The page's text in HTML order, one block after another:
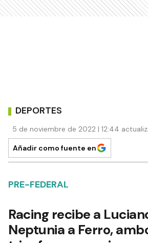
DEPORTES
5 de noviembre de 2022 | 12:44
Añadir como fuente en
PRE-FEDERAL
Racing recibe a
Neptunia a Ferro,